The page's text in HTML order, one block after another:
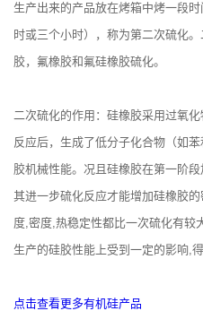
生产出来的产品放在烤箱中烤一段
时或三个小时），称为第二次硫化
胶，氟橡胶和氟硅橡胶硫化。
二次硫化的作用：硅橡胶采用过氧
反应后，生成了低分子化合物（如
胶机械性能。况且硅橡胶在第一阶
其进一步硫化反应才能增加硅橡胶
度,密度,热稳定性都比一次硫化有较
生产的硅胶性能上受到一定的影响,
点击查看更多有机硅产品